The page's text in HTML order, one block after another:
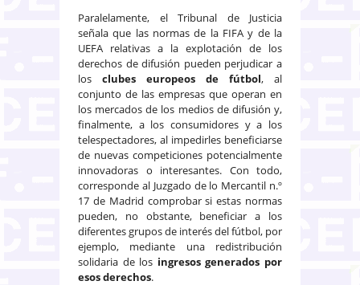
Paralelamente, el Tribunal de Justicia
señala que las normas de la FIFA y de la
UEFA relativas a la explotación de los
derechos de difusión pueden perjudicar a
los clubes europeos de fútbol, al
conjunto de las empresas que operan en
los mercados de los medios de difusión y,
finalmente, a los consumidores y a los
telespectadores, al impedirles beneficiarse
de nuevas competiciones potencialmente
innovadoras o interesantes. Con todo,
corresponde al Juzgado de lo Mercantil n.º
17 de Madrid comprobar si estas normas
pueden, no obstante, beneficiar a los
diferentes grupos de interés del fútbol, por
ejemplo, mediante una redistribución
solidaria de los ingresos generados por
esos derechos.